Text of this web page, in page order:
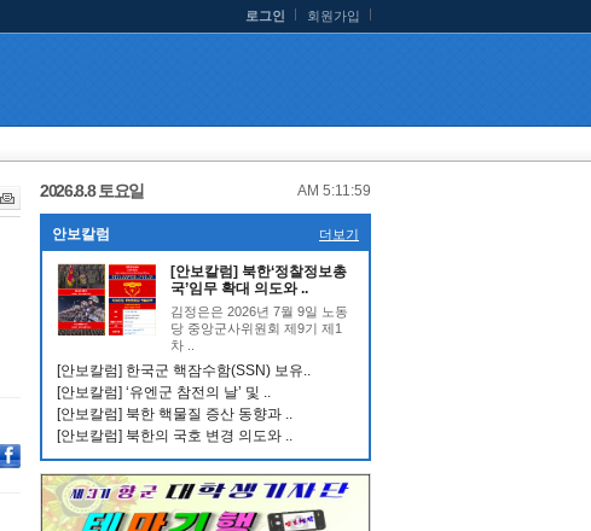
로그인 회원가입
2026.8.8 토요일 AM 5:11:59
안보칼럼 더보기
[안보칼럼] 북한‘정찰정보총
국’임무 확대 의도와 ..
김정은은 2026년 7월 9일 노동
당 중앙군사위원회 제9기 제1
차 ..
[안보칼럼] 한국군 핵잠수함(SSN) 보유..
[안보칼럼] ‘유엔군 참전의 날’ 및 ..
[안보칼럼] 북한 핵물질 증산 동향과 ..
[안보칼럼] 북한의 국호 변경 의도와 ..